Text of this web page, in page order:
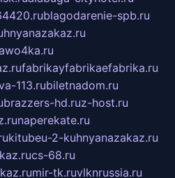
blagodarenie-spb.ru
fabrikayfabrikaefabrika.ru
113.rubiletnadom.ru
brazzers-hd.ruz-host.ru
naperekate.ru
kitubeu-2-kuhnyanazakaz.ru
cs-68.ru
mir-tk.ruvlknrussia.ru